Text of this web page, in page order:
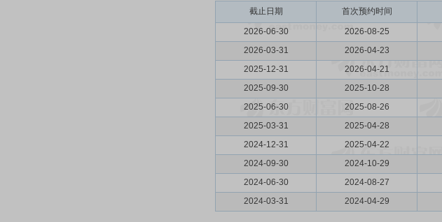
截止日期 首次预约时间
2026-06-30 2026-08-25
2026-03-31
2026-04-23
2025-12-31
2026-04-21
2025-09-30
2025-10-28
2025-06-30
2025-08-26
2025-03-31
2025-04-28
2024-12-31
2025-04-22
2024-09-30
2024-10-29
2024-06-30
2024-08-27
2024-03-31
2024-04-29